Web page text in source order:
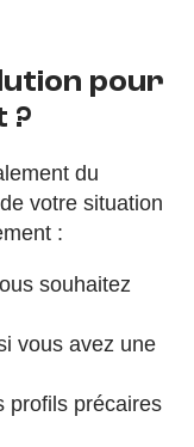
pour
?
du
votre situation
:
souhaitez
vous avez une
profils précaires